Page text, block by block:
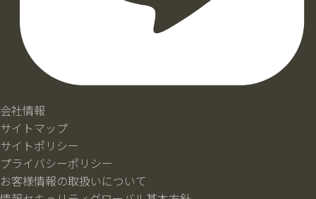
会社情報
サイトマップ
サイトポリシー
プライバシーポリシー
お客様情報の取扱いについて